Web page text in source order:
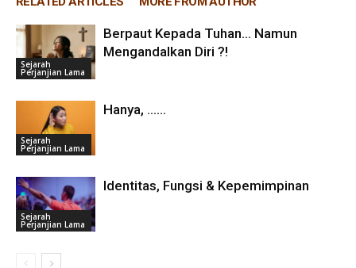
Sejarah
Perjanjian Lama
Berpaut Kepada Tuhan… Namun
Mengandalkan Diri ?!
Sejarah
Perjanjian Lama
Hanya, ……
Sejarah
Perjanjian Lama
Identitas, Fungsi & Kepemimpinan